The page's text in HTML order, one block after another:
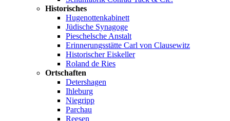
Historisches
Hugenottenkabinett
Jüdische Synagoge
Pieschelsche Anstalt
Erinnerungsstätte Carl von Clausewitz
Historischer Eiskeller
Roland de Ries
Ortschaften
Detershagen
Ihleburg
Niegripp
Parchau
Reesen